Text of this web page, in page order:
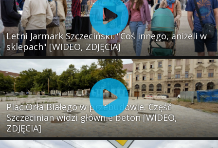
Letni Jarmark Szczeciński. "Coś innego, aniżeli w
sklepach" [WIDEO, ZDJĘCIA]
Plac Orła Białego w przebudowie. Część
Szczecinian widzi głównie beton [WIDEO,
ZDJĘCIA]